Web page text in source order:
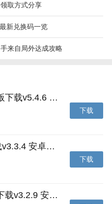
和管理设备相册，并查阅
取方式分享
新兑换码一览
来自局外达成攻略
小小优酷最新版下载v5.4.6 安卓官方版
下载
艺图语app下载v3.3.4 安卓免费版
下载
爱鸽者手机版下载v3.2.9 安卓版